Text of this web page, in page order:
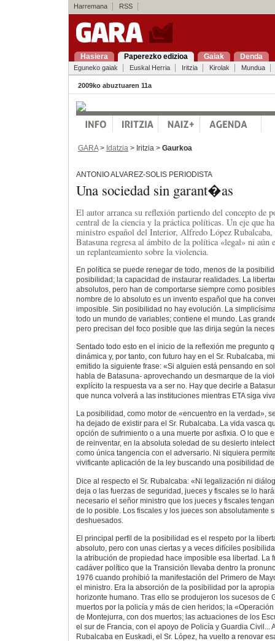
Harremana RSS
Hasiera Paperezko edizioa Gaiak Denda
Eguneko gaiak Euskal Herria Iritzia Kirolak Mundua
2009ko abuztuaren 11a
GARA> Idatzia > Iritzia > Gaurkoa
ANTONIO ALVAREZ-SOLIS PERIODISTA
Una sociedad sin garant�as
El autor arranca su reflexión partiendo del concepto de
central de la ciencia y la práctica políticas. Un eje que
ministro español del Interior, Alfredo López Rubalcaba,
Batasuna regresa al ámbito de la política «legal» ni aún
un replanteamiento sobre la violencia.
En política se puede renegar de todo, menos de la
posibilidad; la capacidad de instaurar realidades. La
absolutos, pero han de comportarse siempre como
nombre de lo absoluto es un invento español que ha
imposible. Sin posibilidad no hay evolución. La
todo un mundo de variables; contiene el mundo. Las
pero precisan del foco posible que las dirija según la
Sentado todo esto en el inicio de la reflexión me pregunto
dinámica y, por tanto, con futuro hay en el Sr. Rubalcaba,
emitido la siguiente frase: «Si alguien está pensando en
habla de Batasuna- aprovechando un desmarque de la
explícito la respuesta va a ser no. Hay que decirle a
que nunca volverá a las instituciones mientras ETA siga
La posibilidad, como motor de «encuentro en la verdad»,
ha dejado de existir para el Sr. Rubalcaba. La vida vasca
opción de sufrimiento o a una muerte por asfixia. O lo que
de reinventar, en la absoluta soledad de su desierto
como única tangencia con el adversario. Ni siquiera
vivificante aplicación de la ley buscando una posibilidad
Dice al respecto el Sr. Rubalcaba: «Ni legalización ni
deja o las fuerzas de seguridad, jueces y fiscales se lo
necesario el señor ministro que los jueces y fiscales
de lo posible. Los fiscales y los jueces son absolutamente
deshuesados.
El principal perfil de la posibilidad es el respeto por la
absoluto, pero con unas ciertas y a veces difíciles
la atribución de propiedad hace imposible esa libertad. La
cadáver político que la Transición llevaba dentro la
1976 cuando prohibió la manifestación del Primero de
el ministro. Era la absorción de la posibilidad por la
horizonte humano. Tras ello se produjeron los sucesos de
muertos por la policía y más de cien heridos; la
de Montejurra, con dos muertos; las actuaciones de los
el sur de Francia, con el apoyo de Policía y Guardia Civil...
Rubalcaba en Euskadi, el Sr. López, ha vuelto a renovar